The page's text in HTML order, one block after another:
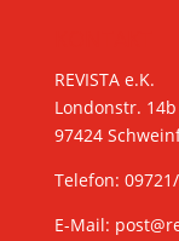
REVISTA e.K.
Londonstr. 14b
97424
Telefon:
E-Mail: